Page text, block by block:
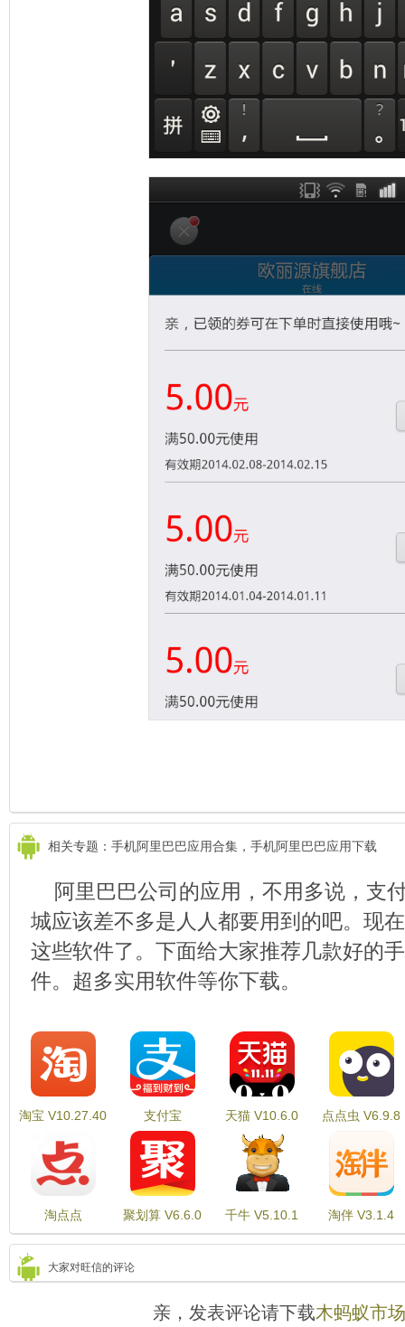
相关专题：手机阿里巴巴应用合集，手机阿里巴巴应用下载
阿里巴巴公司的应用，不用多说，支
城应该差不多是人人都要用到的吧。现
这些软件了。下面给大家推荐几款好的
件。超多实用软件等你下载。
淘宝 V10.27.40
支付宝
V10.2.18.8000
天猫 V10.6.0 点点虫 V6.9.8
淘点点
V7.1.75.437
聚划算 V6.6.0 千牛 V5.10.1 淘伴 V3.1.4
大家对旺信的评论
亲，发表评论请下载木蚂蚁市